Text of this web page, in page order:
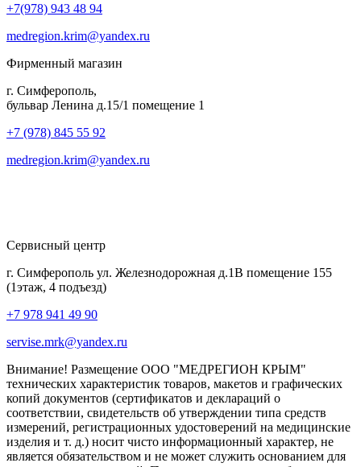
+7(978) 943 48 94
medregion.krim@yandex.ru
Фирменный магазин
г. Симферополь,
бульвар Ленина д.15/1 помещение 1
+7 (978) 845 55 92
medregion.krim@yandex.ru
Сервисный центр
г. Симферополь ул. Железнодорожная д.1В помещение 155
(1этаж, 4 подъезд)
+7 978 941 49 90
servise.mrk@yandex.ru
Внимание! Размещение ООО "МЕДРЕГИОН КРЫМ"
технических характеристик товаров, макетов и графических
копий документов (сертификатов и деклараций о
соответствии, свидетельств об утверждении типа средств
измерений, регистрационных удостоверений на медицинские
изделия и т. д.) носит чисто информационный характер, не
является обязательством и не может служить основанием для